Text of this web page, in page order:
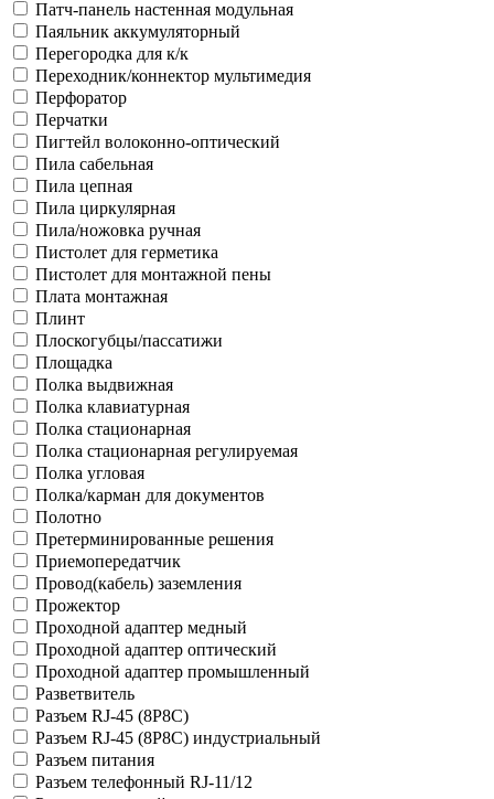
Патч-панель настенная модульная
Паяльник аккумуляторный
Перегородка для к/к
Переходник/коннектор мультимедия
Перфоратор
Перчатки
Пигтейл волоконно-оптический
Пила сабельная
Пила цепная
Пила циркулярная
Пила/ножовка ручная
Пистолет для герметика
Пистолет для монтажной пены
Плата монтажная
Плинт
Плоскогубцы/пассатижи
Площадка
Полка выдвижная
Полка клавиатурная
Полка стационарная
Полка стационарная регулируемая
Полка угловая
Полка/карман для документов
Полотно
Претерминированные решения
Приемопередатчик
Провод(кабель) заземления
Прожектор
Проходной адаптер медный
Проходной адаптер оптический
Проходной адаптер промышленный
Разветвитель
Разъем RJ-45 (8P8C)
Разъем RJ-45 (8P8C) индустриальный
Разъем питания
Разъем телефонный RJ-11/12